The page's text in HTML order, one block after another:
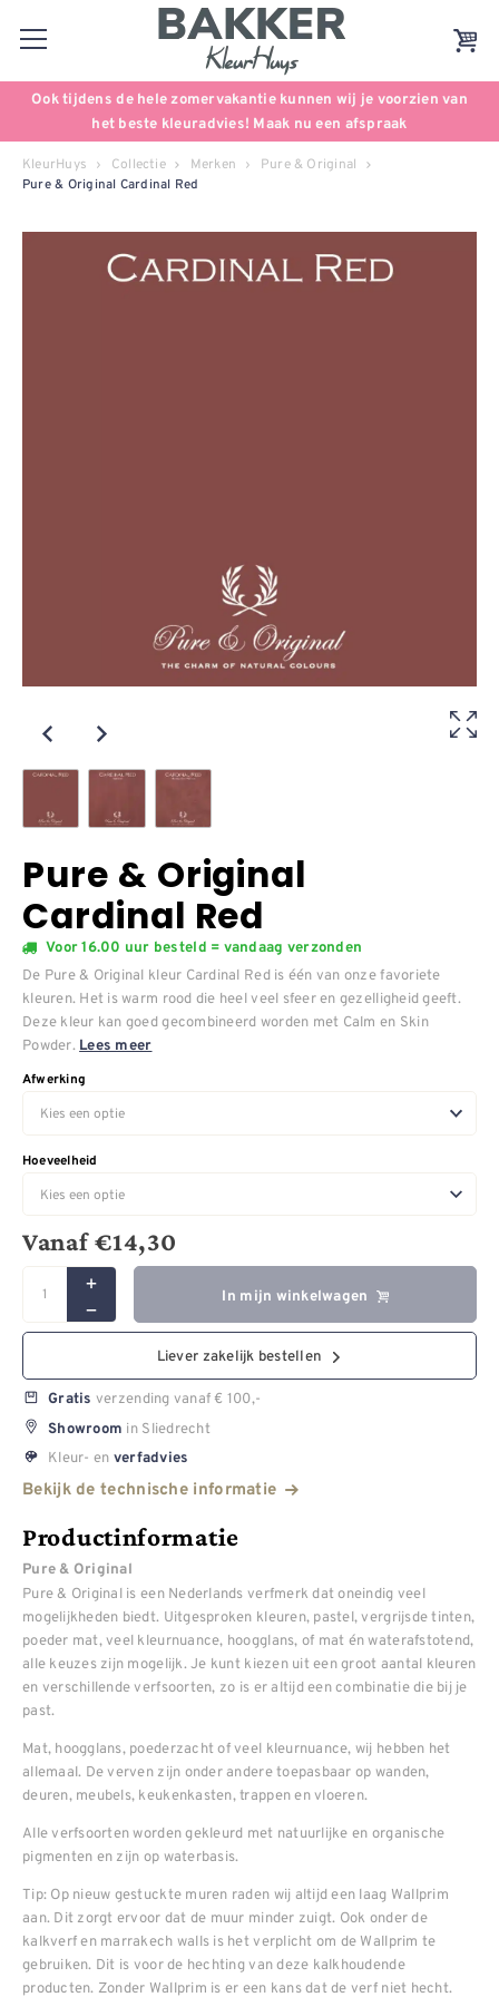
Ook tijdens de hele zomervakantie kunnen wij je voorzien van
het beste kleuradvies! Maak nu een afspraak
KleurHuys Collectie Merken Pure & Original
Pure & Original Cardinal Red
Pure & Original
Cardinal Red
Voor 16.00 uur besteld = vandaag verzonden
De Pure & Original kleur Cardinal Red is één van onze favoriete
kleuren. Het is warm rood die heel veel sfeer en gezelligheid geeft.
Deze kleur kan goed gecombineerd worden met Calm en Skin
Powder. Lees meer
Afwerking
Hoeveelheid
Vanaf€14,30
In mijn winkelwagen
Liever zakelijk bestellen
Gratis verzending vanaf € 100,-
Showroom in Sliedrecht
Kleur- en verfadvies
Bekijk de technische informatie
Productinformatie
Pure & Original
Pure & Original is een Nederlands verfmerk dat oneindig veel
mogelijkheden biedt. Uitgesproken kleuren, pastel, vergrijsde tinten,
poeder mat, veel kleurnuance, hoogglans, of mat én waterafstotend,
alle keuzes zijn mogelijk. Je kunt kiezen uit een groot aantal kleuren
en verschillende verfsoorten, zo is er altijd een combinatie die bij je
past.
Mat, hoogglans, poederzacht of veel kleurnuance, wij hebben het
allemaal. De verven zijn onder andere toepasbaar op wanden,
deuren, meubels, keukenkasten, trappen en vloeren.
Alle verfsoorten worden gekleurd met natuurlijke en organische
pigmenten en zijn op waterbasis.
Tip: Op nieuw gestuckte muren raden wij altijd een laag Wallprim
aan. Dit zorgt ervoor dat de muur minder zuigt. Ook onder de
kalkverf en marrakech walls is het verplicht om de Wallprim te
gebruiken. Dit is voor de hechting van deze kalkhoudende
producten. Zonder Wallprim is er een kans dat de verf niet hecht.